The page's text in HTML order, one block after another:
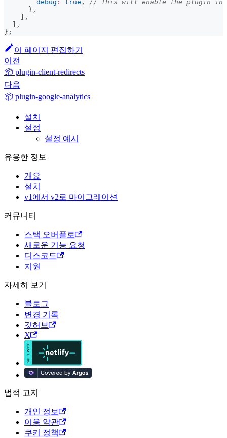
debug : true ,
// This will enable the plugin in
} ,
,
,
} ;
이 페이지 편집하기
이전
📦 plugin-client-redirects
다음
📦 plugin-google-analytics
설치
설정
설정 예시
유용한 정보
개요
설치
v1에서 v2로 마이그레이션
커뮤니티
스택 오버플로
새로운 기능 요청
디스코드
지원
자세히 보기
블로그
변경 기록
깃허브
X
법적 고지
개인 정보
이용 약관
쿠키 정책